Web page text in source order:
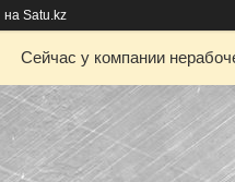
на Satu.kz
Сейчас у компании